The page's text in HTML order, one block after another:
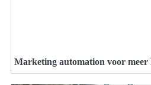
Marketing automation voor meer